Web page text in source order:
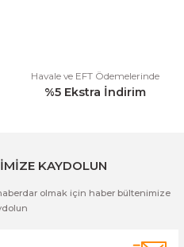
Havale ve EFT Ödemelerinde
%5 Ekstra İndirim
KAYDOLUN
olmak için haber bültenimize